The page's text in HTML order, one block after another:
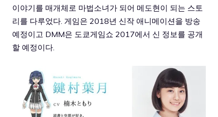
이야기를 매개체로 마법소녀가 되어 메도현이 되는 스토
리를 다루었다. 게임은 2018년 신작 애니메이션을 방송
예정이고 DMM은 도쿄게임쇼 2017에서 신 정보를 공개
할 예정이다.